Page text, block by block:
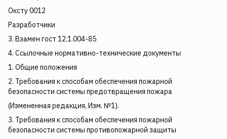
Оксту 0012
Разработчики
3. Взамен гост 12.1.004-85
4. Ссылочные нормативно-технические документы
1. Общие положения
2. Требования к способам обеспечения пожарной
безопасности системы предотвращения пожара
(Измененная редакция, Изм. №1).
3. Требования к способам обеспечения пожарной
безопасности системы противопожарной защиты